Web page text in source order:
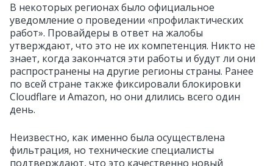
В некоторых регионах было официальное
уведомление о проведении «профилактических
работ». Провайдеры в ответ на жалобы
утверждают, что это не их компетенция. Никто не
знает, когда закончатся эти работы и будут ли они
распространены на другие регионы страны. Ранее
по всей стране также фиксировали блокировки
Cloudflare и Amazon, но они длились всего один
день.
Неизвестно, как именно была осуществлена
фильтрация, но технические специалисты
подтверждают, что это качественно новый